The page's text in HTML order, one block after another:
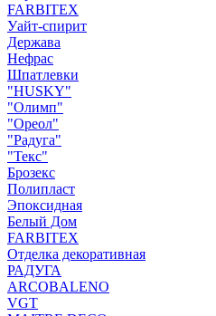
FARBITEX
Уайт-спирит
Держава
Нефрас
Шпатлевки
"HUSKY"
"Олимп"
"Ореол"
"Радуга"
"Текс"
Брозекс
Полипласт
Эпоксидная
Белый Дом
FARBITEX
Отделка декоративная
РАДУГА
ARCOBALENO
VGT